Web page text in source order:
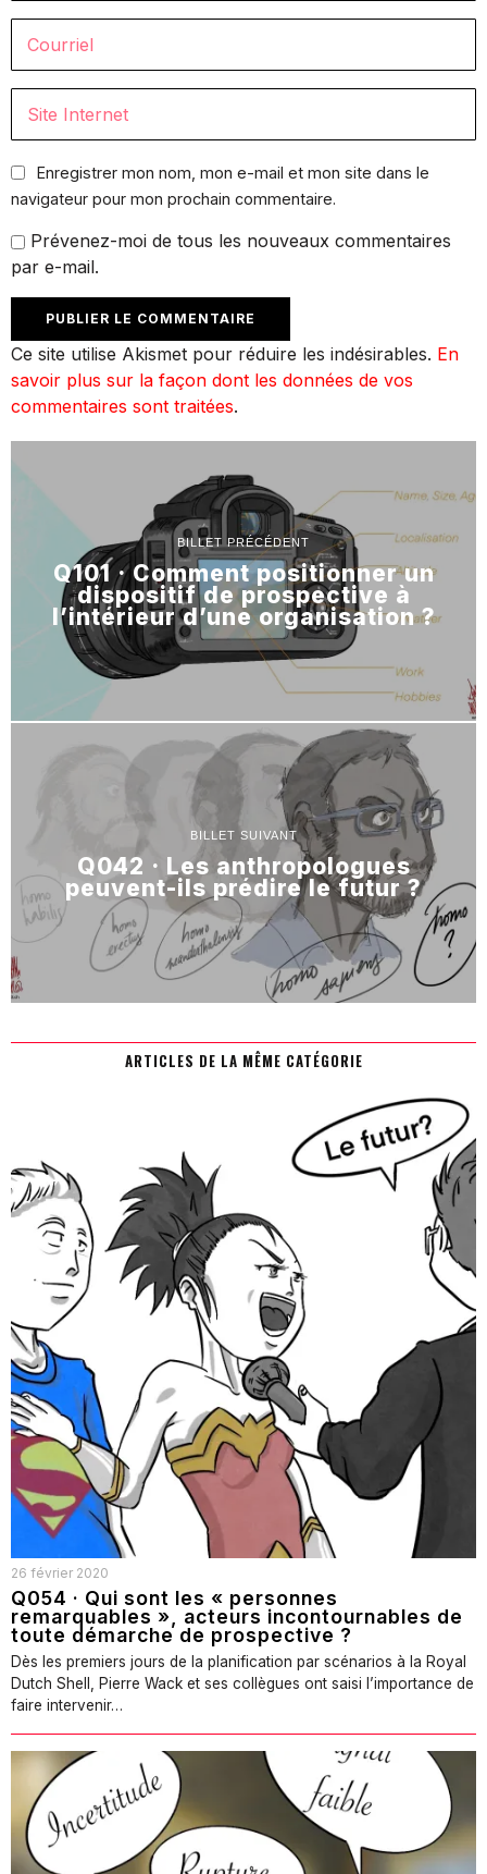
Enregistrer mon nom, mon e-mail et mon site dans le
navigateur pour mon prochain commentaire.
Prévenez-moi de tous les nouveaux commentaires
par e-mail.
Ce site utilise Akismet pour réduire les indésirables. En
savoir plus sur la façon dont les données de vos
commentaires sont traitées.
BILLET PRÉCÉDENT
Q101 · Comment positionner un
dispositif de prospective à
l’intérieur d’une organisation ?
BILLET SUIVANT
Q042 · Les anthropologues
peuvent-ils prédire le futur ?
ARTICLES DE LA MÊME CATÉGORIE
26 février 2020
Q054 · Qui sont les « personnes
remarquables », acteurs incontournables de
toute démarche de prospective ?
Dès les premiers jours de la planification par scénarios à la Royal
Dutch Shell, Pierre Wack et ses collègues ont saisi l’importance de
faire intervenir…